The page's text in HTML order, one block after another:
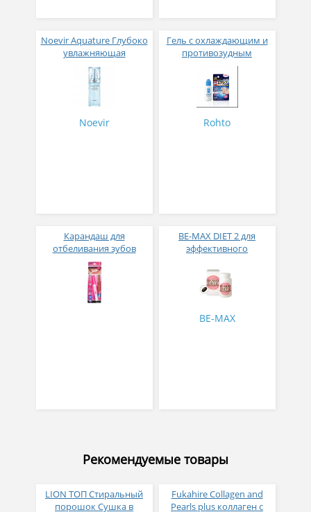
Noevir Aquature Глубоко
увлажняющая
сыворотка 45 мл
Noevir
Гель с охлаждающим и
противозудным
эффектом для
профилактики и
лечения грибка кожи и
ногтей Rohto
Rohto
Карандаш для
отбеливания зубов
Tooth Tick
BE-MAX DIET 2 для
эффективного
кожи № 90
BE-MAX
Рекомендуемые товары
LION ТОП Стиральный
порошок Сушка в
Fukahire Collagen and
Pearls plus коллаген с